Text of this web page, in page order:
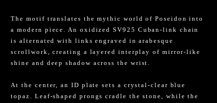
The motif translates the mythic world of Poseidon into
a modern piece. An oxidized SV925 Cuban-link chain
is alternated with links engraved in arabesque
scrollwork, creating a layered interplay of mirror-like
shine and deep shadow across the wrist.
At the center, an ID plate sets a crystal-clear blue
topaz. Leaf-shaped prongs cradle the stone, while the